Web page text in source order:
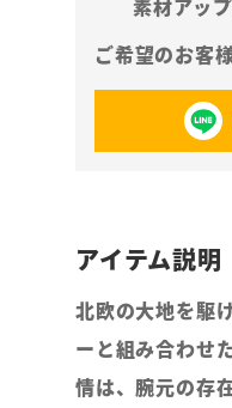
北欧の大地を駆
ーと組み合わせ
情は、腕元の存